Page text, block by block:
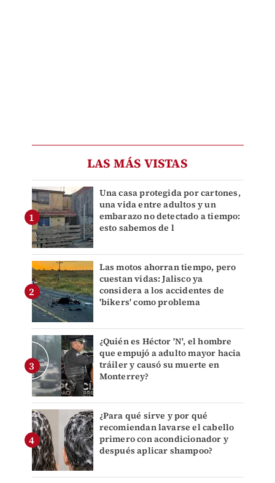
LAS MÁS VISTAS
Una casa protegida por cartones,
una vida entre adultos y un
embarazo no detectado a tiempo:
esto sabemos de l
Las motos ahorran tiempo, pero
cuestan vidas: Jalisco ya
considera a los accidentes de
'bikers' como problema
¿Quién es Héctor 'N', el hombre
que empujó a adulto mayor hacia
tráiler y causó su muerte en
Monterrey?
¿Para qué sirve y por qué
recomiendan lavarse el cabello
primero con acondicionador y
después aplicar shampoo?